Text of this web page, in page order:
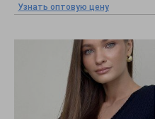
Узнать оптовую цену